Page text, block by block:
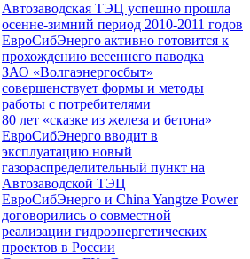
Автозаводская ТЭЦ успешно прошла
осенне-зимний период 2010-2011 годов
ЕвроСибЭнерго активно готовится к
прохождению весеннего паводка
ЗАО «Волгаэнергосбыт»
совершенствует формы и методы
работы с потребителями
80 лет «сказке из железа и бетона»
ЕвроСибЭнерго вводит в
эксплуатацию новый
газораспределительный пункт на
Автозаводской ТЭЦ
ЕвроСибЭнерго и China Yangtze Power
договорились о совместной
реализации гидроэнергетических
проектов в России